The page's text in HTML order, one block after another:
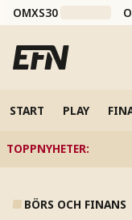
OMXS30
START PLAY
TOPPNYHETER:
BÖRS OCH FINANS